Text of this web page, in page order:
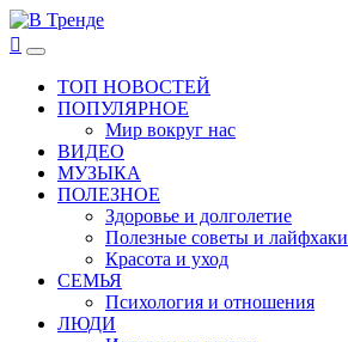
Перейти
к
содержимому
В Тренде
Самые свежие новости интернета
Основное
менюТОП НОВОСТЕЙ
ПОПУЛЯРНОЕ
Мир вокруг нас
ВИДЕО
МУЗЫКА
ПОЛЕЗНОЕ
Здоровье и долголетие
Полезные советы и лайфхаки
Красота и уход
СЕМЬЯ
Психология и отношения
ЛЮДИ